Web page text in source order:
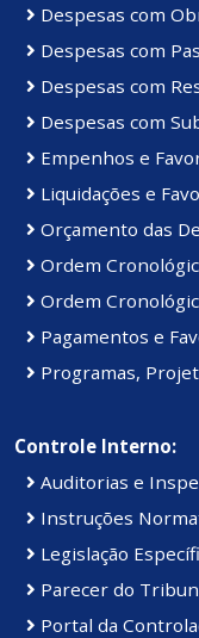
Despesas com
Despesas com
Despesas com
Despesas com
Empenhos e
Liquidações e
Orçamento das
Ordem
Ordem
Pagamentos e
Programas,
Controle Interno:
Auditorias e
Instruções
Legislação
Parecer do
Portal da